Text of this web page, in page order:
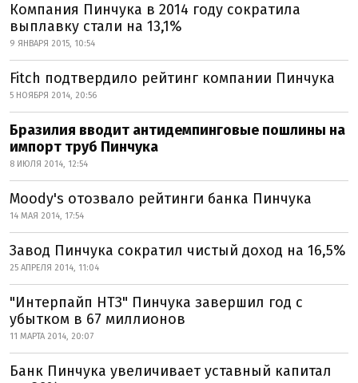
Компания Пинчука в 2014 году сократила
выплавку стали на 13,1%
9 ЯНВАРЯ 2015, 10:54
Fitch подтвердило рейтинг компании Пинчука
5 НОЯБРЯ 2014, 20:56
Бразилия вводит антидемпинговые пошлины на
импорт труб Пинчука
8 ИЮЛЯ 2014, 12:54
Moody's отозвало рейтинги банка Пинчука
14 МАЯ 2014, 17:54
Завод Пинчука сократил чистый доход на 16,5%
25 АПРЕЛЯ 2014, 11:04
"Интерпайп НТЗ" Пинчука завершил год с
убытком в 67 миллионов
11 МАРТА 2014, 20:07
Банк Пинчука увеличивает уставный капитал